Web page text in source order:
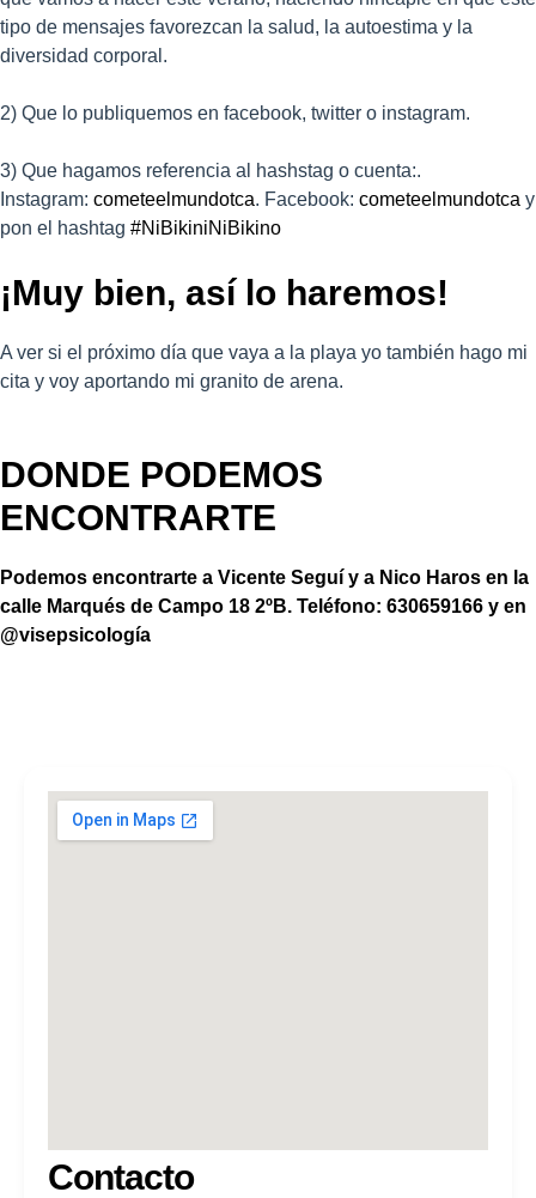
tipo de mensajes favorezcan la salud, la autoestima y la
diversidad corporal.
2) Que lo publiquemos en facebook, twitter o instagram.
3) Que hagamos referencia al hashstag o cuenta:.
Instagram: cometeelmundotca. Facebook: cometeelmundotca y
pon el hashtag #NiBikiniNiBikino
¡Muy bien, así lo haremos!
A ver si el próximo día que vaya a la playa yo también hago mi
cita y voy aportando mi granito de arena.
DONDE PODEMOS
ENCONTRARTE
Podemos encontrarte a Vicente Seguí y a Nico Haros en la
calle Marqués de Campo 18 2ºB. Teléfono: 630659166 y en
@visepsicología
Contacto